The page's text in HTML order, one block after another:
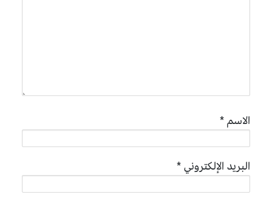
الاسم*
البريد الإلكتروني*